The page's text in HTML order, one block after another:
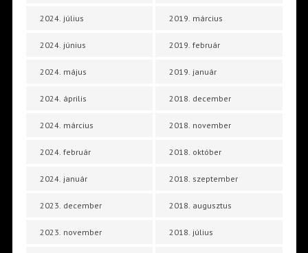
2024. július
2024. június
2024. május
2024. április
2024. március
2024. február
2024. január
2023. december
2023. november
2019. március
2019. február
2019. január
2018. december
2018. november
2018. október
2018. szeptember
2018. augusztus
2018. július